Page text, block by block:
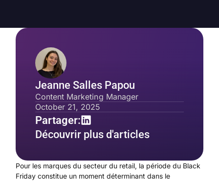
Pour les marques du secteur du retail, la période du Black
Friday constitue un moment déterminant dans le
Jeanne Salles Papou
Content Marketing Manager
October 21, 2025
Partager:
Découvrir plus d'articles